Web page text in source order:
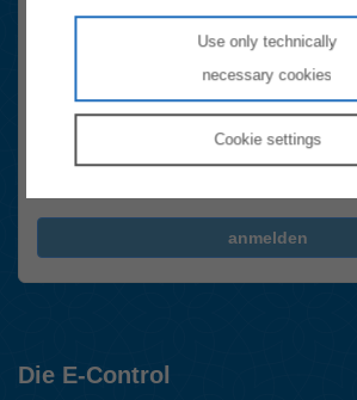
Use only technically
necessary cookies
Cookie settings
Die E-Control
Anti-Roboter-Verifizierung
Hier klicken
Ja, Newsletter abonnieren.
FriendlyCaptcha Checkbox (keine Interaktion)
anmelden